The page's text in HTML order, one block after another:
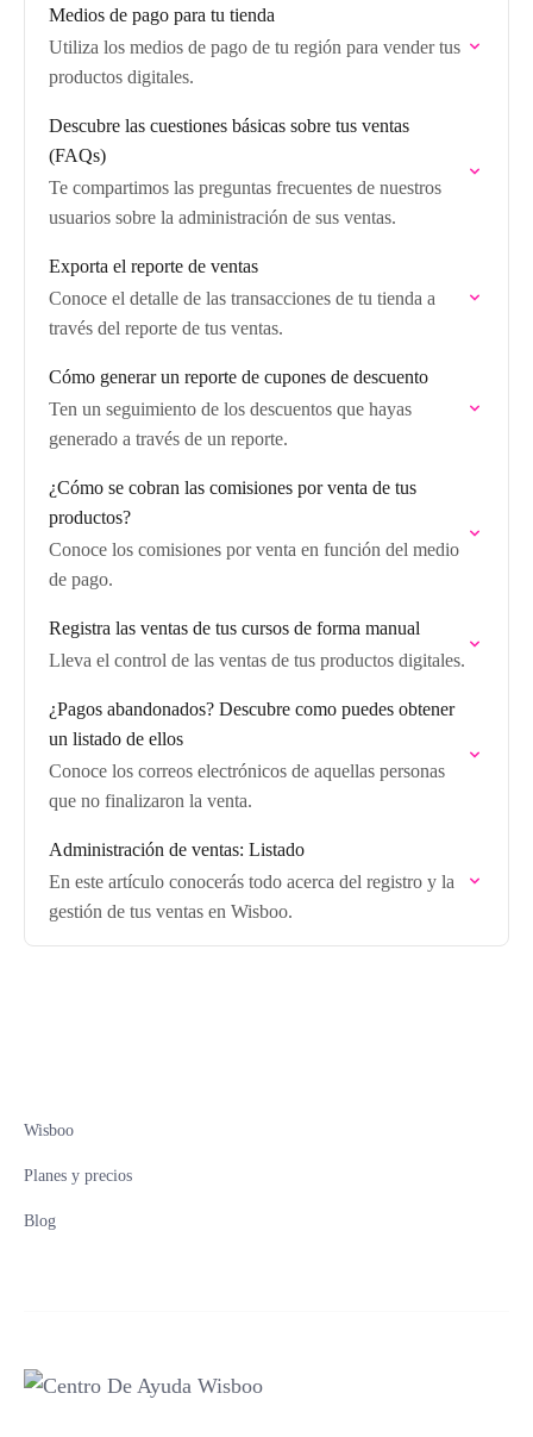
Medios de pago para tu tienda
Utiliza los medios de pago de tu región para vender tus
productos digitales.
Descubre las cuestiones básicas sobre tus ventas
(FAQs)
Te compartimos las preguntas frecuentes de nuestros
usuarios sobre la administración de sus ventas.
Exporta el reporte de ventas
Conoce el detalle de las transacciones de tu tienda a
través del reporte de tus ventas.
Cómo generar un reporte de cupones de descuento
Ten un seguimiento de los descuentos que hayas
generado a través de un reporte.
¿Cómo se cobran las comisiones por venta de tus
productos?
Conoce los comisiones por venta en función del medio
de pago.
Registra las ventas de tus cursos de forma manual
Lleva el control de las ventas de tus productos digitales.
¿Pagos abandonados? Descubre como puedes obtener
un listado de ellos
Conoce los correos electrónicos de aquellas personas
que no finalizaron la venta.
Administración de ventas: Listado
En este artículo conocerás todo acerca del registro y la
gestión de tus ventas en Wisboo.
Wisboo
Planes y precios
Blog